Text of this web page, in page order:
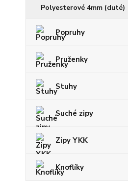
Polyesterové 4mm (duté)
Popruhy
Pruženky
Stuhy
Suché zipy
Zipy YKK
Knoflíky